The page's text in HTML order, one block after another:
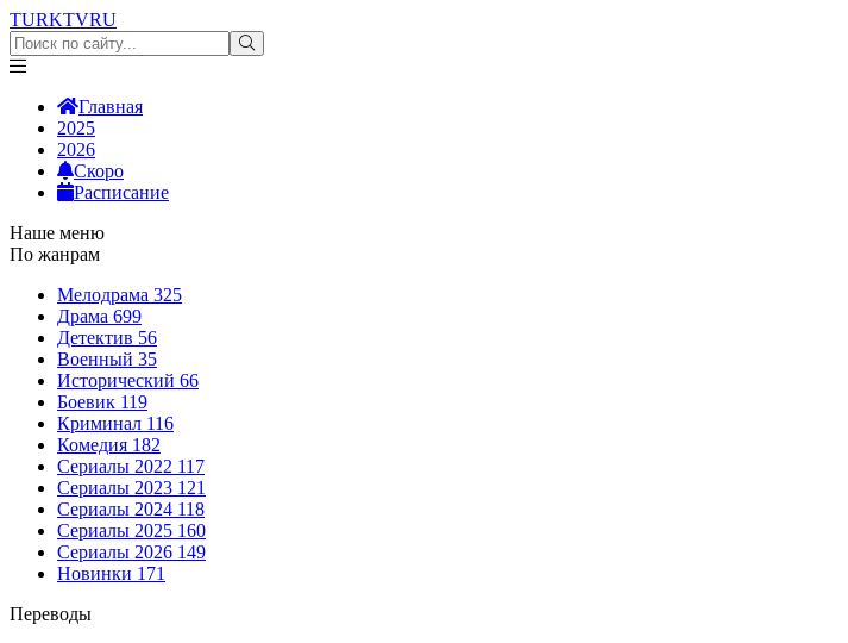
TURKTVRU
Главная
2025
2026
Скоро
Расписание
Наше меню
По жанрам
Мелодрама 325
Драма 699
Детектив 56
Военный 35
Исторический 66
Боевик 119
Криминал 116
Комедия 182
Сериалы 2022 117
Сериалы 2023 121
Сериалы 2024 118
Сериалы 2025 160
Сериалы 2026 149
Новинки 171
Переводы